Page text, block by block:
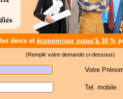
devis et économisez jusqu'à 30 %
(Remplir votre demande ci-dessous)
Votre
Tel. mobile :